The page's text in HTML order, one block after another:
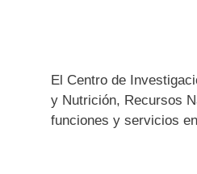
El Centro de
y Nutrición, Recursos
funciones y servicios